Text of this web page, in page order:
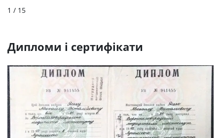
1 / 15
Дипломи і сертифікати